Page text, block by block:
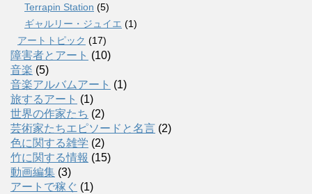
Terrapin Station (5)
ギャルリー・ジュイエ (1)
アートトピック (17)
障害者とアート (10)
音楽 (5)
音楽アルバムアート (1)
旅するアート (1)
世界の作家たち (2)
芸術家たちエピソードと名言 (2)
色に関する雑学 (2)
竹に関する情報 (15)
動画編集 (3)
アートで稼ぐ (1)